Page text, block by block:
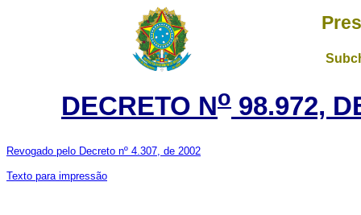
DECRETO No 98.972,
Revogado pelo Decreto nº 4.307, de 2002
Texto para impressão